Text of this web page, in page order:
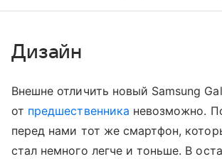
Дизайн
Внешне отличить новый Samsung
от предшественника невозможно.
перед нами тот же смартфон,
стал немного легче и тоньше. В